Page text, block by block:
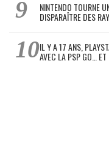
NINTENDO TOURNE
DISPARAÎTRE DES
IL Y A 17 ANS,
AVEC LA PSP GO… ET